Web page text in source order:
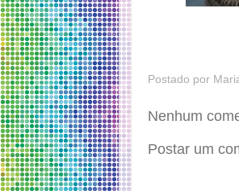
Postado por
Nenhum
Postar um